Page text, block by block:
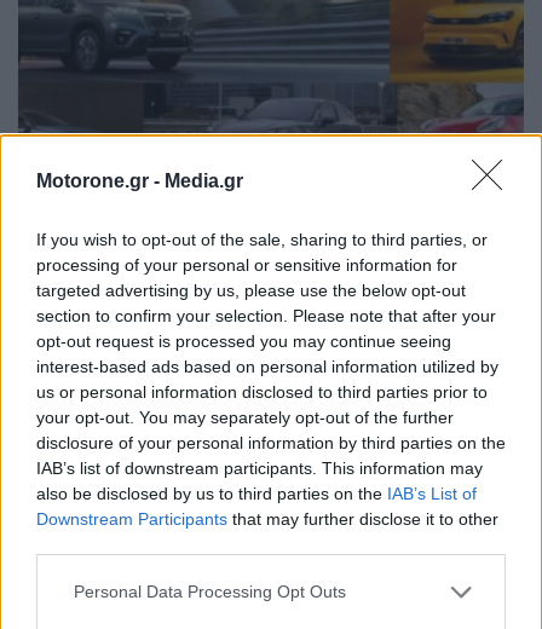
Motorone.gr - Media.gr
If you wish to opt-out of the sale, sharing to third parties, or
processing of your personal or sensitive information for
targeted advertising by us, please use the below opt-out
section to confirm your selection. Please note that after your
opt-out request is processed you may continue seeing
interest-based ads based on personal information utilized by
us or personal information disclosed to third parties prior to
your opt-out. You may separately opt-out of the further
disclosure of your personal information by third parties on the
IAB’s list of downstream participants. This information may
also be disclosed by us to third parties on the IAB’s List of
Downstream Participants that may further disclose it to other
Personal Data Processing Opt Outs
7 νέα SUV στην ελληνική αγορά – Δείτε τις
τιμές για όλες τις εκδόσεις
ΝΊΚΟΣ ΝΑΟΎΜ 6.8.2024
ΠΑΛΑΙΌΤΕΡΑ ΆΡΘΡΑ